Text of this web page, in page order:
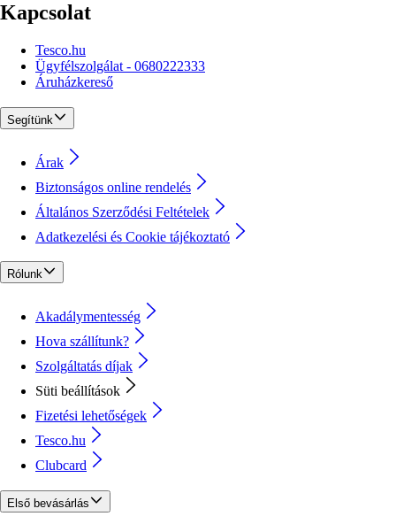
Kapcsolat
Tesco.hu
Ügyfélszolgálat - 0680222333
Áruházkereső
Segítünk
Árak
Biztonságos online rendelés
Általános Szerződési Feltételek
Adatkezelési és Cookie tájékoztató
Rólunk
Akadálymentesség
Hova szállítunk?
Szolgáltatás díjak
Süti beállítások
Fizetési lehetőségek
Tesco.hu
Clubcard
Első bevásárlás